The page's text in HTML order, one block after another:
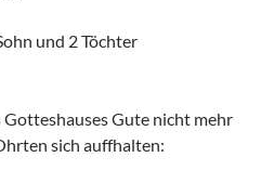
und 2 Töchter
Gotteshauses Gute nicht mehr
sich auffhalten: